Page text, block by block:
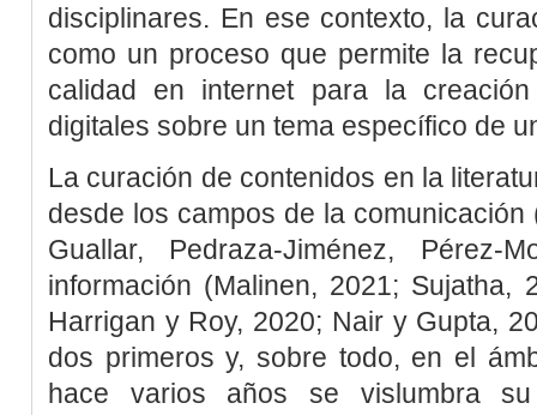
disciplinares. En ese contexto, la
como un proceso que permite la
calidad en internet para la
digitales sobre un tema específico de
La curación de contenidos en la
desde los campos de la comunicación
Guallar, Pedraza-Jiménez, Pérez-
información (Malinen, 2021; Sujatha,
Harrigan y Roy, 2020; Nair y Gupta,
dos primeros y, sobre todo, en el
hace varios años se vislumbra